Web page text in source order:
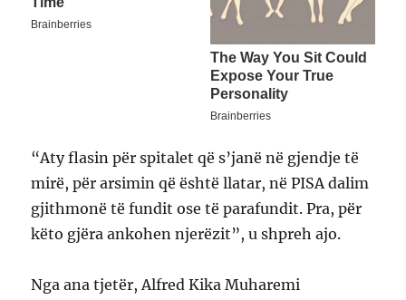
“Aty flasin për spitalet që s’janë në gjendje të
mirë, për arsimin që është llatar, në PISA dalim
gjithmonë të fundit ose të parafundit. Pra, për
këto gjëra ankohen njerëzit”, u shpreh ajo.
Nga ana tjetër, Alfred Kika Muharemi